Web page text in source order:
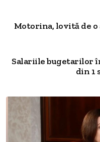
Motorina, lovită de o
Salariile bugetarilor
din 1